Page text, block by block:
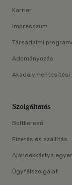
Karrier
Impresszum
Társadalmi
Adományozás
Akadálymentesítési
Szolgáltatás
Boltkereső
Fizetés és szállítás
Ajándékkártya
Ügyfélszolgálat